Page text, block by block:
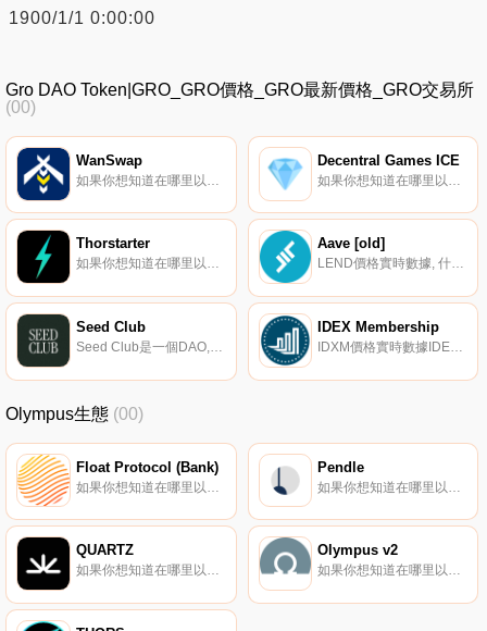
1900/1/1 0:00:00
Gro DAO Token|GRO_GRO價格_GRO最新價格_GRO交易所
(00)
WanSwap Decentral Games ICE
Thorstarter
如果你想知道在哪里以當前價格購買Thorstarter,目前交易{Thorstarter]股票的頂級加密貨幣交易所是Gate.io和SushiSwap。您可以在我們的加密貨幣交易所頁面上找到其他列表。Thorstarter是一個混合IDO啟動平臺,滿足去中心化投資DAO.
Aave [old]
LEND價格實時數據, 什么是Aave（LEND）？Aave是一種去中心化的金融協議,允許人們借貸加密貨幣。貸款人通過將數字資產存入專門創建的流動性池來賺取利息。然后,借款人可以使用他們的加密貨幣作為抵押品,利用這種流動性獲得快速貸款.
Seed Club
Seed Club是一個DAO,用于構建、支持和投資標記化社區。我們提供指導、思想領導力和編程,幫助社區將其合作、創造力和聯系的未來價值帶到現在,并將其社會資本轉化為數字資產。我們致力于幫助創作者和社區駕馭代幣、加密貨幣和web3的怪異而狂野的世界.
IDEX Membership
IDXM價格實時數據IDEX Membership（IDXM）是一種加密貨幣,在以太坊平臺上運行。IDEX Membership目前的供應量為2000。IDEX Membership的最后一個已知價格是0美元,在過去24小時內上漲了0.00.
Olympus生態 (00)
Float Protocol (Bank) Pendle
QUARTZ
如果你想知道在哪里以當前價格購買QUARTZ,目前交易{QUARTZ]股票的頂級加密貨幣交易所是KuCoin、BKEX和Bilaxy。您可以在我們的加密貨幣交易所頁面上找到其他列表。關于SandclockSandclock是一個多鏈DeFi平臺,其目標是利用尖端的收益產生策略創造超可編程貨幣.
Olympus v2
如果你想知道在哪里以當前價格購買Olympus v2,目前交易{Olympus v2]股票的頂級加密貨幣交易所是XT.COM、Uniswap（V3）、Curve Finance、Balancer（V2）和SushiSwap。您可以在我們的加密貨幣交易所頁面上找到其他列表.